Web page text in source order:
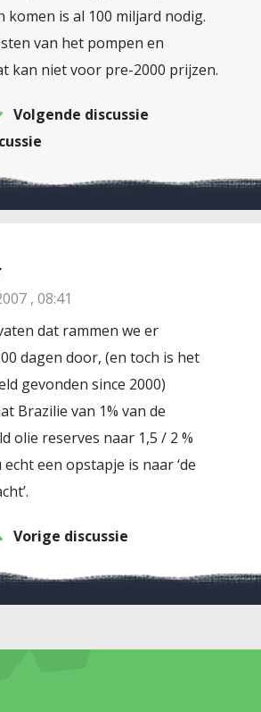
komen is al 100 miljard nodig.
van het pompen en
kan niet voor pre-2000 prijzen.
Volgende discussie
, 08:41
dat rammen we er
dagen door, (en toch is het
gevonden since 2000)
Brazilie van 1% van de
olie reserves naar 1,5 / 2 %
een opstapje is naar ‘de
Vorige discussie